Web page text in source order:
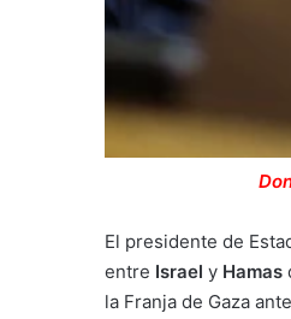
El presidente de
entre Israel y Hamas
la Franja de Gaza